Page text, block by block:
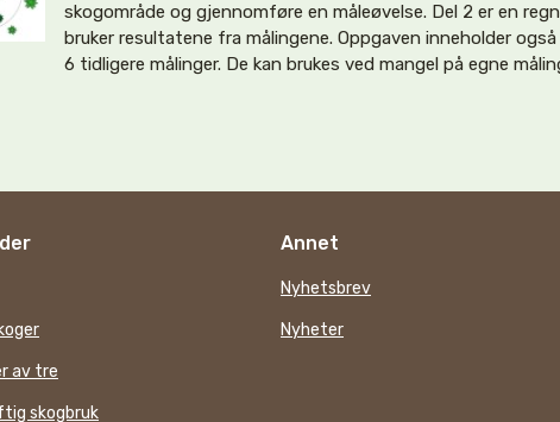
skogområde og gjennomføre en måleøvelse. Del 2 er en
bruker resultatene fra målingene. Oppgaven inneholder
6 tidligere målinger. De kan brukes ved mangel på egne
av tre
skogbruk
Annet
Nyhetsbrev
Nyheter